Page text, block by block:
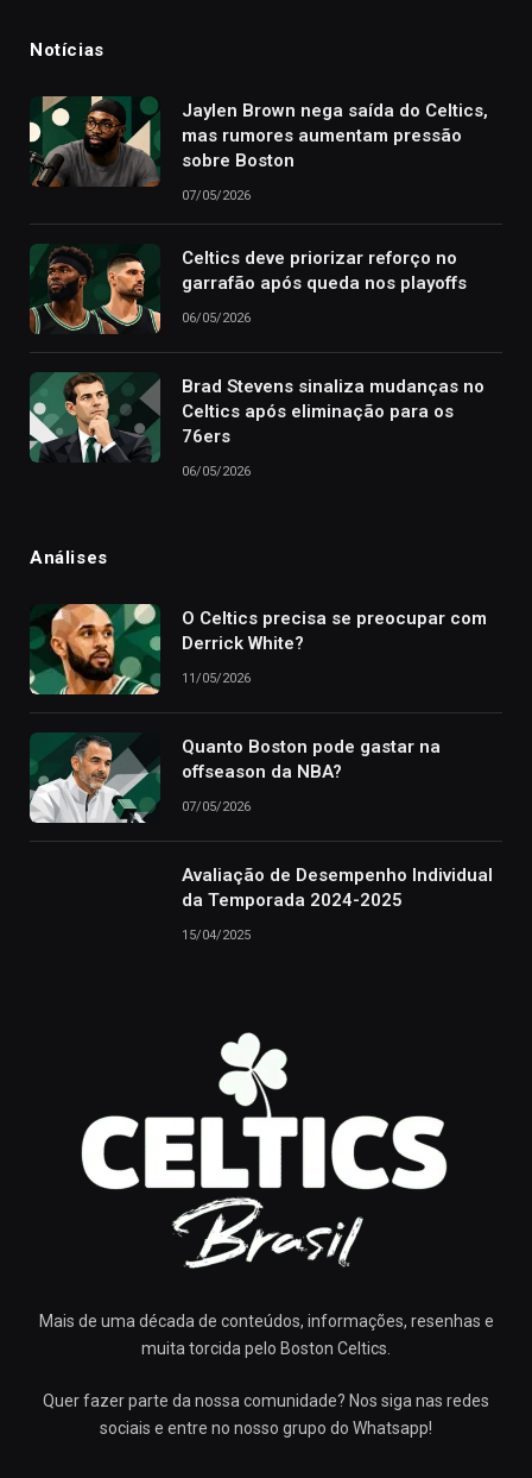
Notícias
Jaylen Brown nega saída do Celtics,
mas rumores aumentam pressão
sobre Boston
07/05/2026
Celtics deve priorizar reforço no
garrafão após queda nos playoffs
06/05/2026
Brad Stevens sinaliza mudanças no
Celtics após eliminação para os
76ers
06/05/2026
Análises
O Celtics precisa se preocupar com
Derrick White?
11/05/2026
Quanto Boston pode gastar na
offseason da NBA?
07/05/2026
Avaliação de Desempenho Individual
da Temporada 2024-2025
15/04/2025
Mais de uma década de conteúdos, informações, resenhas e
muita torcida pelo Boston Celtics.
Quer fazer parte da nossa comunidade? Nos siga nas redes
sociais e entre no nosso grupo do Whatsapp!